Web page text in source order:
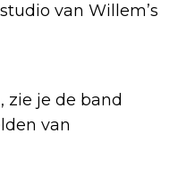
van Willem’s
zie je de band
van